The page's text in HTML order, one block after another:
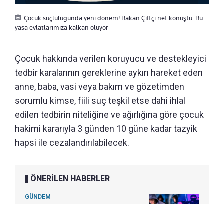
Çocuk suçluluğunda yeni dönem! Bakan Çiftçi net konuştu: Bu
yasa evlatlarımıza kalkan oluyor
Çocuk hakkında verilen koruyucu ve destekleyici
tedbir karalarının gereklerine aykırı hareket eden
anne, baba, vasi veya bakım ve gözetimden
sorumlu kimse, fiili suç teşkil etse dahi ihlal
edilen tedbirin niteliğine ve ağırlığına göre çocuk
hakimi kararıyla 3 günden 10 güne kadar tazyik
hapsi ile cezalandırılabilecek.
ÖNERİLEN HABERLER
GÜNDEM